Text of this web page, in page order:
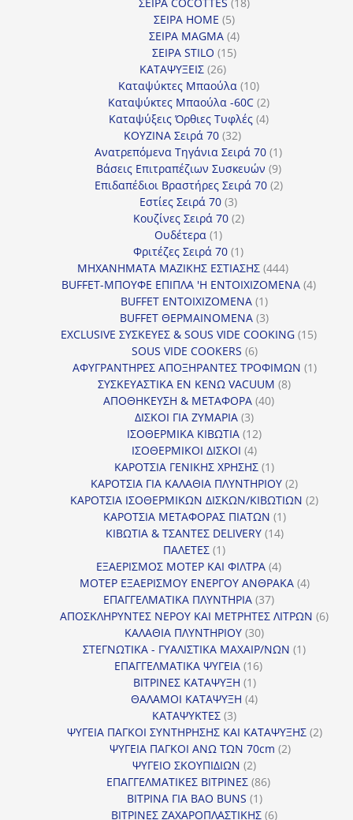
ΣΕΙΡΑ HOME 55
προϊόντα
ΣΕΙΡΑ MAGMA 44
προϊόντα
ΣΕΙΡΑ STILO 1515
ΚΑΤΑΨΥΞΕΙΣ 2626
προϊόντα
Καταψύκτες Μπαούλα 1010
προϊόντα
Καταψύκτες Μπαούλα -60C 22
προϊόντα
Καταψύξεις Όρθιες Τυφλές 44
ΚΟΥΖΙΝΑ Σειρά 70 3232
προϊόντα
Ανατρεπόμενα Τηγάνια Σειρά 70 11
προϊόν
Βάσεις Επιτραπέζιων Συσκευών 99
προϊόντα
Επιδαπέδιοι Βραστήρες Σειρά 70 22
Εστίες Σειρά 70 33
προϊόντα
Κουζίνες Σειρά 70 22
Ουδέτερα 11
προϊόν
Φριτέζες Σειρά 70 11
προϊόν
ΜΗΧΑΝΗΜΑΤΑ ΜΑΖΙΚΗΣ ΕΣΤΙΑΣΗΣ 444444
προϊόντα
BUFFET-ΜΠΟΥΦΕ ΕΠΙΠΛΑ 'Η ΕΝΤΟΙΧΙΖΟΜΕΝΑ 44
BUFFET ΕΝΤΟΙΧΙΖΟΜΕΝΑ 11
προϊόν
BUFFET ΘΕΡΜΑΙΝΟΜΕΝΑ 33
προϊόντα
EXCLUSIVE ΣΥΣΚΕΥΕΣ & SOUS VIDE COOKING 1515
SOUS VIDE COOKERS 66
προϊόντα
ΑΦΥΓΡΑΝΤΗΡΕΣ ΑΠΟΞΗΡΑΝΤΕΣ ΤΡΟΦΙΜΩΝ 11
ΣΥΣΚΕΥΑΣΤΙΚΑ ΕΝ ΚΕΝΩ VACUUM 88
ΑΠΟΘΗΚΕΥΣΗ & ΜΕΤΑΦΟΡΑ 4040
ΔΙΣΚΟΙ ΓΙΑ ΖΥΜΑΡΙΑ 33
προϊόντα
ΙΣΟΘΕΡΜΙΚΑ ΚΙΒΩΤΙΑ 1212
ΙΣΟΘΕΡΜΙΚΟΙ ΔΙΣΚΟΙ 44
προϊόντα
ΚΑΡΟΤΣΙΑ ΓΕΝΙΚΗΣ ΧΡΗΣΗΣ 11
προϊόν
ΚΑΡΟΤΣΙΑ ΓΙΑ ΚΑΛΑΘΙΑ ΠΛΥΝΤΗΡΙΟΥ 22
προϊόντα
ΚΑΡΟΤΣΙΑ ΙΣΟΘΕΡΜΙΚΩΝ ΔΙΣΚΩΝ/ΚΙΒΩΤΙΩΝ 22
ΚΑΡΟΤΣΙΑ ΜΕΤΑΦΟΡΑΣ ΠΙΑΤΩΝ 11
προϊόν
ΚΙΒΩΤΙΑ & ΤΣΑΝΤΕΣ DELIVERY 1414
ΠΑΛΕΤΕΣ 11
προϊόν
ΕΞΑΕΡΙΣΜΟΣ ΜΟΤΕΡ ΚΑΙ ΦΙΛΤΡΑ 44
προϊόντα
ΜΟΤΕΡ ΕΞΑΕΡΙΣΜΟΥ ΕΝΕΡΓΟΥ ΑΝΘΡΑΚΑ 44
ΕΠΑΓΓΕΛΜΑΤΙΚΑ ΠΛΥΝΤΗΡΙΑ 3737
προϊόντα
ΑΠΟΣΚΛΗΡΥΝΤΕΣ ΝΕΡΟΥ ΚΑΙ ΜΕΤΡΗΤΕΣ ΛΙΤΡΩΝ 66
ΚΑΛΑΘΙΑ ΠΛΥΝΤΗΡΙΟΥ 3030
προϊόντα
ΣΤΕΓΝΩΤΙΚΑ - ΓΥΑΛΙΣΤΙΚΑ ΜΑΧΑΙΡ/ΝΩΝ 11
ΕΠΑΓΓΕΛΜΑΤΙΚΑ ΨΥΓΕΙΑ 1616
ΒΙΤΡΙΝΕΣ ΚΑΤΑΨΥΞΗ 11
προϊόν
ΘΑΛΑΜΟΙ ΚΑΤΑΨΥΞΗ 44
ΚΑΤΑΨΥΚΤΕΣ 33
προϊόντα
ΨΥΓΕΙΑ ΠΑΓΚΟΙ ΣΥΝΤΗΡΗΣΗΣ ΚΑΙ ΚΑΤΑΨΥΞΗΣ 22
ΨΥΓΕΙΑ ΠΑΓΚΟΙ ΑΝΩ ΤΩΝ 70cm 22
ΨΥΓΕΙΟ ΣΚΟΥΠΙΔΙΩΝ 22
προϊόντα
ΕΠΑΓΓΕΛΜΑΤΙΚΕΣ ΒΙΤΡΙΝΕΣ 8686
ΒΙΤΡΙΝΑ ΓΙΑ BAO BUNS 11
προϊόν
ΒΙΤΡΙΝΕΣ ΖΑΧΑΡΟΠΛΑΣΤΙΚΗΣ 66